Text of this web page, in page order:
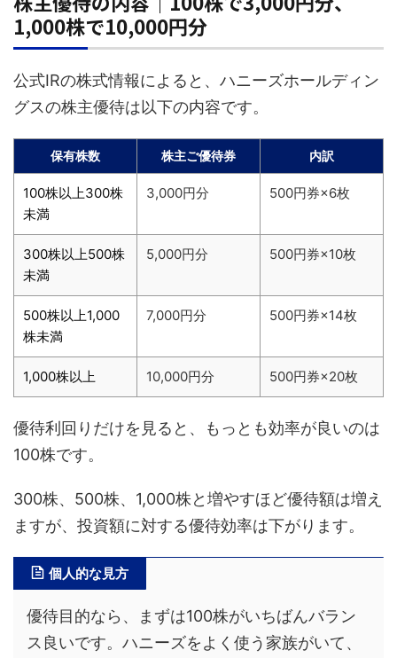
1,000株で10,000円分
公式IRの株式情報によると、ハニーズホールディン
グスの株主優待は以下の内容です。
保有株数 株主ご優待券 内訳
100株以上300株
未満
3,000円分 500円券×6枚
300株以上500株
未満
5,000円分 500円券×10枚
500株以上1,000
株未満
7,000円分 500円券×14枚
1,000株以上 10,000円分 500円券×20枚
優待利回りだけを見ると、もっとも効率が良いのは
100株です。
300株、500株、1,000株と増やすほど優待額は増え
ますが、投資額に対する優待効率は下がります。
個人的な見方
優待目的なら、まずは100株がいちばんバラン
ス良いです。ハニーズをよく使う家族がいて、